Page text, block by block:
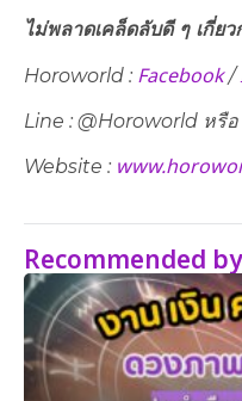
ไม่พลาดเคล็ดลับดี ๆ เกี่ย
Horoworld : Facebook/
Line : @Horoworld หรือ
Website :
Recommended